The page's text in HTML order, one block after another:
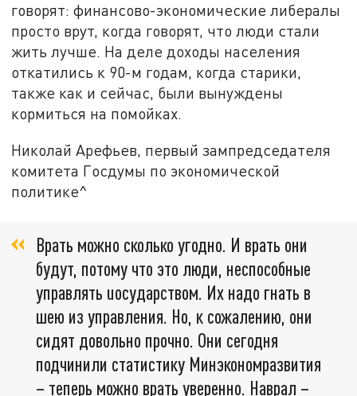
говорят: финансово-экономические либералы
просто врут, когда говорят, что люди стали
жить лучше. На деле доходы населения
откатились к 90-м годам, когда старики,
также как и сейчас, были вынуждены
кормиться на помойках.
Николай Арефьев, первый зампредседателя
комитета Госдумы по экономической
политике^
Врать можно сколько угодно. И врать они
будут, потому что это люди, неспособные
управлять uосударством. Их надо гнать в
шею из управления. Но, к сожалению, они
сидят довольно прочно. Они сегодня
подчинили статистику Минэкономразвития
– теперь можно врать уверенно. Наврал –